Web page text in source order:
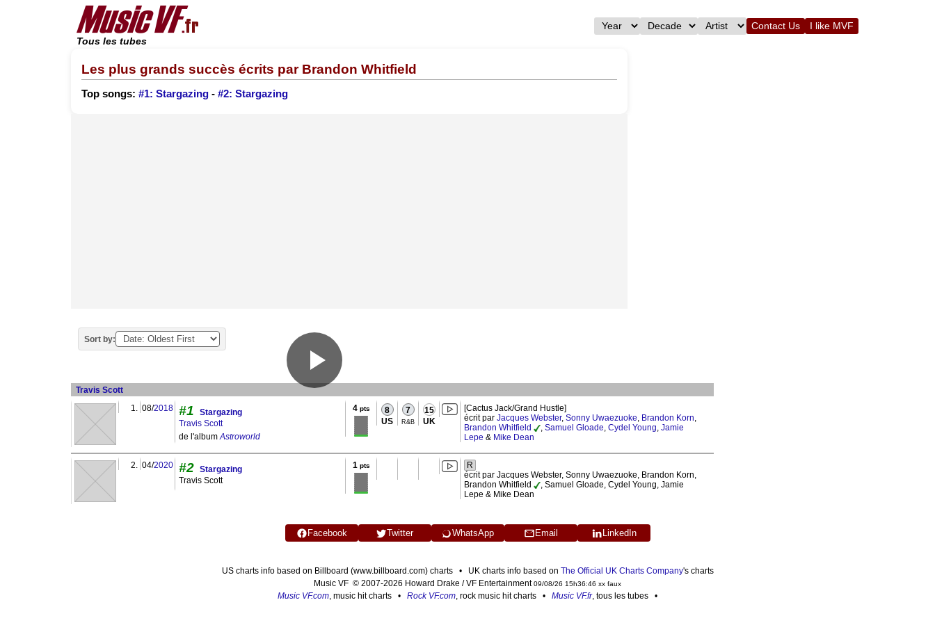
Tous les tubes
Contact Us I like MVF
Les plus grands succès écrits par Brandon Whitfield
Top songs: #1: Stargazing - #2: Stargazing
Sort by:
Travis Scott
1. 08/2018 #1
Stargazing
Travis Scott
de l'albumAstroworld
4pts 8
US
7
R&B
15
UK
[Cactus Jack/Grand Hustle]
écrit par Jacques Webster, Sonny Uwaezuoke, Brandon Korn,
Brandon Whitfield
, Samuel Gloade, Cydel Young, Jamie
Lepe & Mike Dean
2. 04/2020 #2 Stargazing
Travis Scott
1 pts
R
écrit par Jacques Webster, Sonny Uwaezuoke, Brandon Korn,
Brandon Whitfield
, Samuel Gloade, Cydel Young, Jamie
Lepe & Mike Dean
Facebook Twitter WhatsApp Email LinkedIn
US charts info based on Billboard (www.billboard.com) charts • UK charts info based on The Official UK Charts Company's charts
Music VF © 2007-2026 Howard Drake / VF Entertainment09/08/26 15h36:46 xx faux
Music VF.com, music hit charts • Rock VF.com, rock music hit charts • Music VF.fr, tous les tubes •